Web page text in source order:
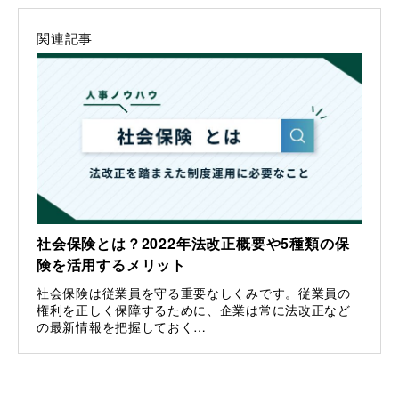
関連記事
社会保険とは？2022年法改正概要や5種類の保
険を活用するメリット
社会保険は従業員を守る重要なしくみです。従業員の
権利を正しく保障するために、企業は常に法改正など
の最新情報を把握しておく…